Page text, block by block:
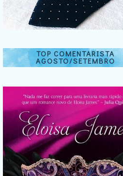
TOP COMENTARISTA
AGOSTO/SETEMBRO